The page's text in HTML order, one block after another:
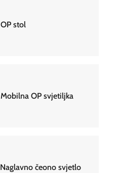
stol
OP svjetiljka
čeono svjetlo